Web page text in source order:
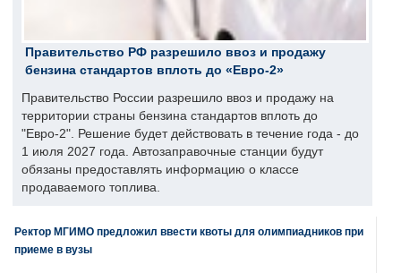
Правительство РФ разрешило ввоз и продажу
бензина стандартов вплоть до «Евро-2»
Правительство России разрешило ввоз и продажу на
территории страны бензина стандартов вплоть до
"Евро-2". Решение будет действовать в течение года - до
1 июля 2027 года. Автозаправочные станции будут
обязаны предоставлять информацию о классе
продаваемого топлива.
Ректор МГИМО предложил ввести квоты для олимпиадников при
приеме в вузы